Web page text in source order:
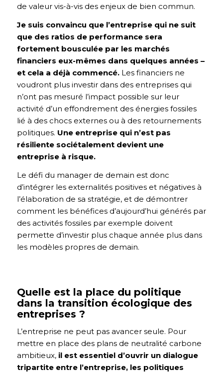
de valeur vis-à-vis des enjeux de bien commun.
Je suis convaincu que l’entreprise qui ne suit
que des ratios de performance sera
fortement bousculée par les marchés
financiers eux-mêmes dans quelques années –
et cela a déjà commencé. Les financiers ne
voudront plus investir dans des entreprises qui
n’ont pas mesuré l’impact possible sur leur
activité d’un effondrement des énergies fossiles
lié à des chocs externes ou à des retournements
politiques. Une entreprise qui n’est pas
résiliente sociétalement devient une
entreprise à risque.
Le défi du manager de demain est donc
d’intégrer les externalités positives et négatives à
l’élaboration de sa stratégie, et de démontrer
comment les bénéfices d’aujourd’hui générés par
des activités fossiles par exemple doivent
permette d’investir plus chaque année plus dans
les modèles propres de demain.
Quelle est la place du politique
dans la transition écologique des
entreprises ?
L’entreprise ne peut pas avancer seule. Pour
mettre en place des plans de neutralité carbone
ambitieux, il est essentiel d’ouvrir un dialogue
tripartite entre l’entreprise, les politiques